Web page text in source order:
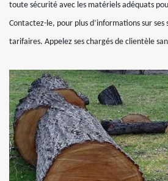
toute sécurité avec les matériels adéquats
Contactez-le, pour plus d’informations sur ses
tarifaires. Appelez ses chargés de clientèle